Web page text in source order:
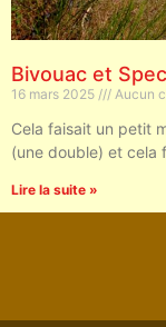
Bivouac et
16 mars 2025 Aucun
Cela faisait un petit
(une double) et cela
Lire la suite »